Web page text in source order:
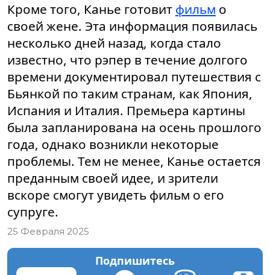
Кроме того, Канье готовит фильм о
своей жене. Эта информация появилась
несколько дней назад, когда стало
известно, что рэпер в течение долгого
времени документировал путешествия с
Бьянкой по таким странам, как Япония,
Испания и Италия. Премьера картины
была запланирована на осень прошлого
года, однако возникли некоторые
проблемы. Тем не менее, Канье остается
преданным своей идее, и зрители
вскоре смогут увидеть фильм о его
супруге.
25 Февраля 2025
Подпишитесь